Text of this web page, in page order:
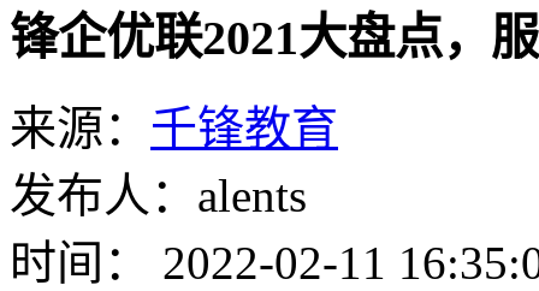
锋企优联2021大盘点，
来源： 千锋教育
发布人：alents
时间： 2022-02-11